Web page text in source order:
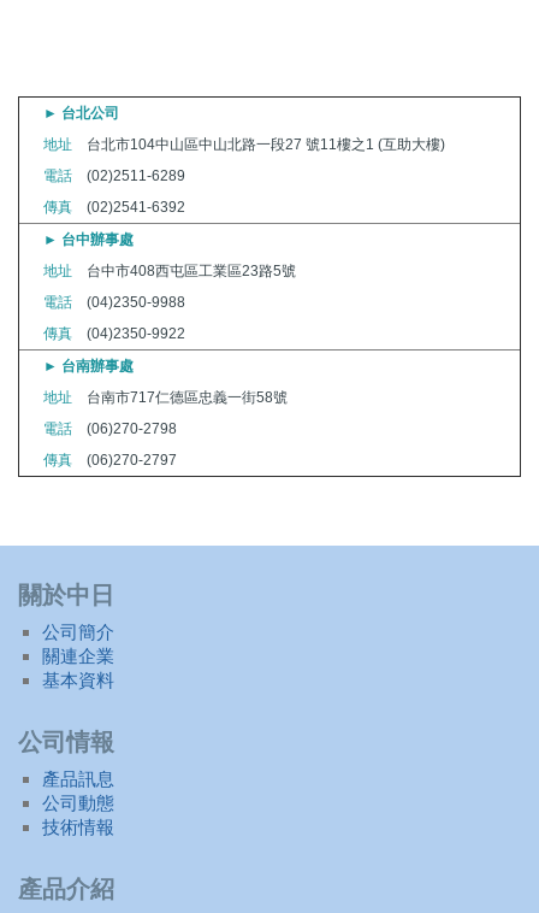
► 台北公司
地址 台北市104中山區中山北路一段27 號11樓之1 (互助大樓)
電話 (02)2511-6289
傳真 (02)2541-6392
► 台中辦事處
地址 台中市408西屯區工業區23路5號
電話 (04)2350-9988
傳真 (04)2350-9922
► 台南辦事處
地址 台南市717仁德區忠義一街58號
電話 (06)270-2798
傳真 (06)270-2797
關於中日
公司簡介
關連企業
基本資料
公司情報
產品訊息
公司動態
技術情報
產品介紹